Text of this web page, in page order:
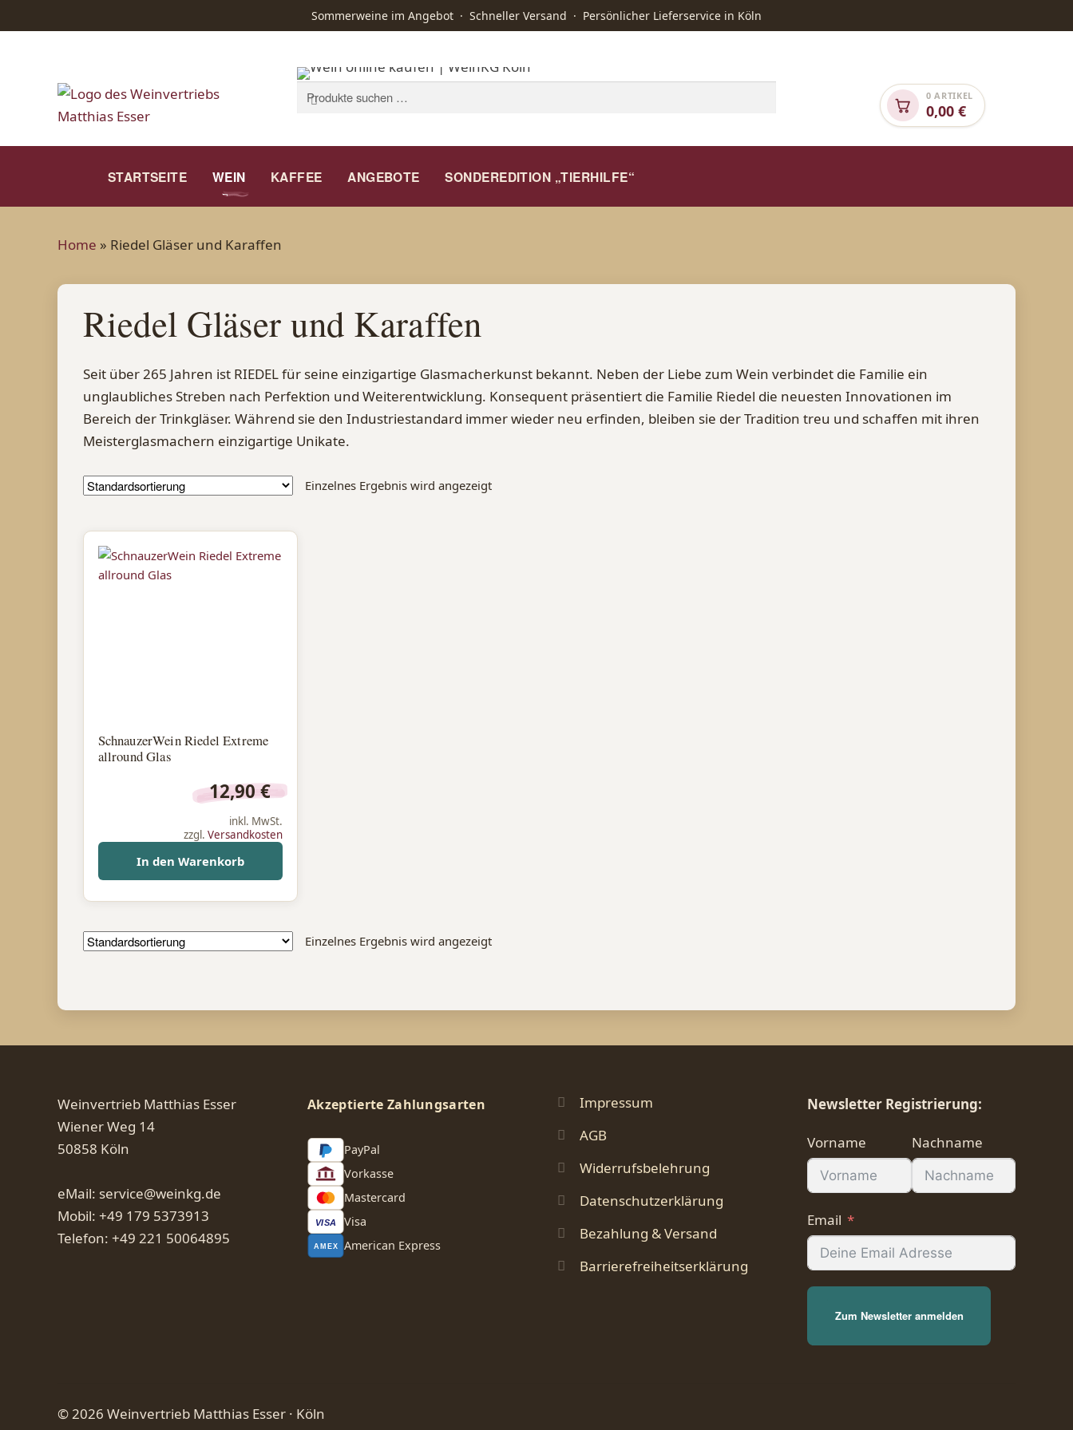
Sommerweine im Angebot · Schneller Versand · Persönlicher Lieferservice in Köln
Suchen
nach:
Suchen
0,00€
0 ARTIKEL
STARTSEITE WEIN KAFFEE ANGEBOTE SONDEREDITION „TIERHILFE“
STARTSEITE WEIN KAFFEE
Home » Riedel Gläser und Karaffen
Riedel Gläser und Karaffen
Seit über 265 Jahren ist RIEDEL für seine einzigartige Glasmacherkunst bekannt. Neben der Liebe zum Wein verbindet die Familie ein
unglaubliches Streben nach Perfektion und Weiterentwicklung. Konsequent präsentiert die Familie Riedel die neuesten Innovationen im
Bereich der Trinkgläser. Während sie den Industriestandard immer wieder neu erfinden, bleiben sie der Tradition treu und schaffen mit ihren
Meisterglasmachern einzigartige Unikate.
Einzelnes Ergebnis wird angezeigt
SchnauzerWein Riedel Extreme
allround Glas
12,90€
inkl. MwSt.
zzgl.Versandkosten
In den Warenkorb
Einzelnes Ergebnis wird angezeigt
Weinvertrieb Matthias Esser
Wiener Weg 14
50858 Köln
eMail: service@weinkg.de
Mobil: +49 179 5373913
Telefon: +49 221 50064895
Akzeptierte Zahlungsarten
PayPal
Vorkasse
Mastercard
VISA Visa
AMEX American Express
Impressum
AGB
Widerrufsbelehrung
Datenschutzerklärung
Bezahlung & Versand
Barrierefreiheitserklärung
Newsletter Registrierung:
Vorname Nachname
Email
Zum Newsletter anmelden
© 2026 Weinvertrieb Matthias Esser · Köln